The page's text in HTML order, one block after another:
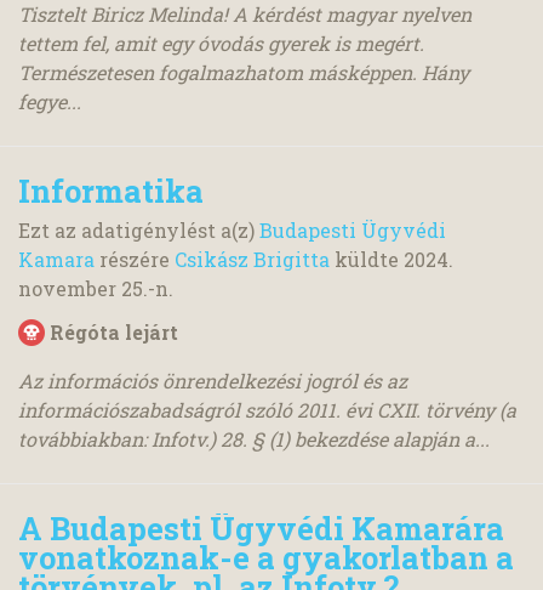
Tisztelt Biricz Melinda! A kérdést magyar nyelven
tettem fel, amit egy óvodás gyerek is megért.
Természetesen fogalmazhatom másképpen. Hány
fegye...
Informatika
Ezt az adatigénylést a(z)Budapesti Ügyvédi
Kamara részére Csikász Brigitta küldte 2024.
november 25.-n.
Régóta lejárt
Az információs önrendelkezési jogról és az
információszabadságról szóló 2011. évi CXII. törvény (a
továbbiakban: Infotv.) 28. § (1) bekezdése alapján a...
A Budapesti Ügyvédi Kamarára
vonatkoznak-e a gyakorlatban a